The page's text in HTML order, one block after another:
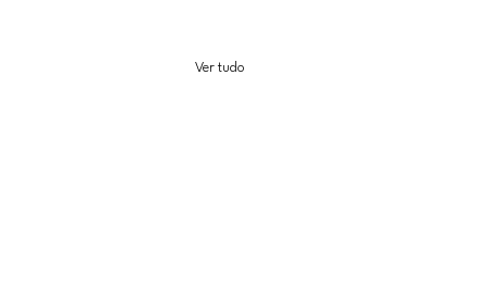
Ver tudo